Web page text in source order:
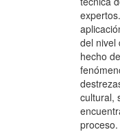
del nivel
hecho
cultural,
proceso.